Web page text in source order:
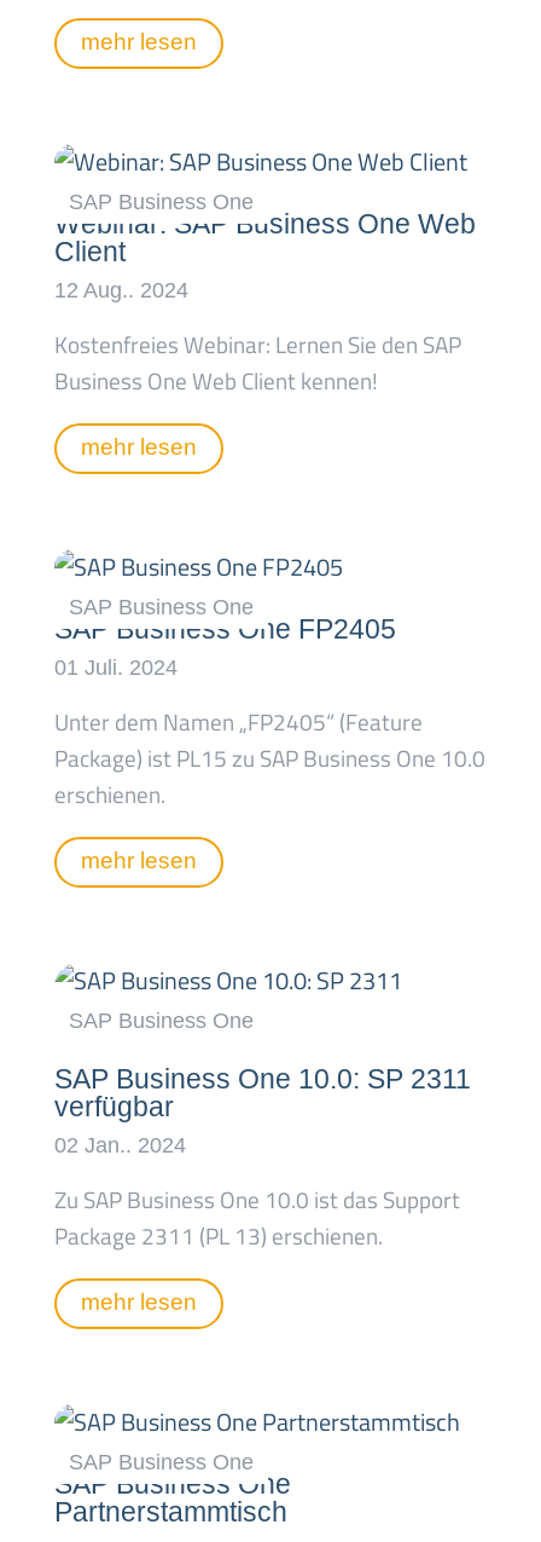
mehr lesen
Webinar: SAP Business One Web
Client
Kostenfreies Webinar: Lernen Sie den SAP
Business One Web Client kennen!
mehr lesen
SAP Business One FP2405
Unter dem Namen „FP2405“ (Feature
Package) ist PL15 zu SAP Business One 10.0
erschienen.
mehr lesen
SAP Business One 10.0: SP 2311
verfügbar
Zu SAP Business One 10.0 ist das Support
Package 2311 (PL 13) erschienen.
mehr lesen
SAP Business One
Partnerstammtisch